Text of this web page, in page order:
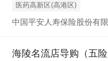
医药高新区(高港区)
海陵名流店导购（五